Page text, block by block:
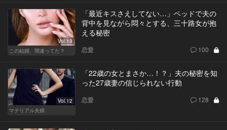
Vol.13
この結婚、間違ってた？
「最近キスさえしてない…」ベッドで夫の
背中を見ながら悶々とする、三十路女が抱
える秘密
恋愛 100
Vol.12
マテリアル夫婦
「22歳の女とまさか…！？」夫の秘密を知
った27歳妻の信じられない行動
恋愛 128